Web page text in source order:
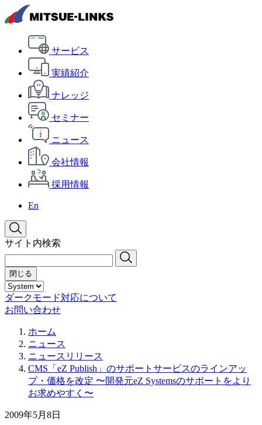
サービス
実績紹介
ナレッジ
セミナー
ニュース
会社情報
採用情報
En
サイト内検索
閉じる
ダークモード対応について
お問い合わせ
ホーム
ニュース
ニュースリリース
CMS「eZ Publish」のサポートサービスのラインアッ
プ・価格を改定 〜開発元eZ Systemsのサポートをより
お求めやすく〜
2009年5月8日